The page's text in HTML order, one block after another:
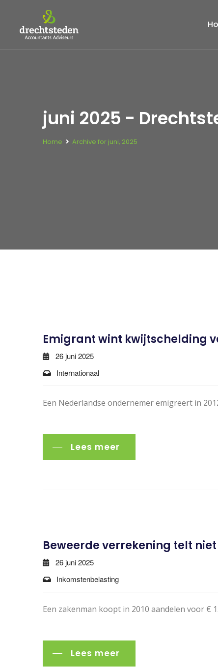
juni 2025 -
Home Archive for juni, 2025
Emigrant wint kwijtschelding
26 juni 2025
Internationaal
Een Nederlandse ondernemer emigreert in
Lees meer
Beweerde verrekening telt
26 juni 2025
Inkomstenbelasting
Een zakenman koopt in 2010 aandelen voor €
Lees meer